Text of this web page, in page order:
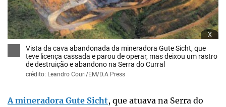
x
Vista da cava abandonada da mineradora Gute Sicht, que
teve licença cassada e parou de operar, mas deixou um rastro
de destruição e abandono na Serra do Curral
crédito: Leandro Couri/EM/D.A Press
A mineradora Gute Sicht, que atuava na Serra do